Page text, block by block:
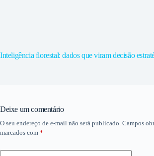
Inteligência florestal: dados que viram decisão
Deixe um comentário
O seu endereço de e-mail não será publicado. Campos
marcados com *